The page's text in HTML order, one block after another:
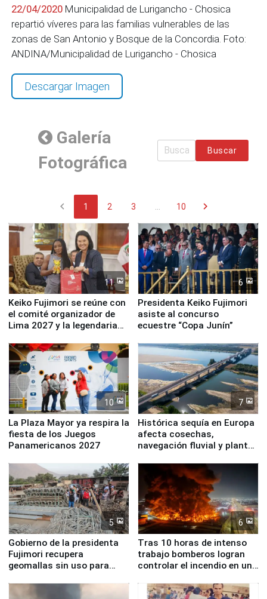
22/04/2020 Municipalidad de Lurigancho - Chosica
repartió víveres para las familias vulnerables de las
zonas de San Antonio y Bosque de la Concordia. Foto:
ANDINA/Municipalidad de Lurigancho - Chosica
Descargar Imagen
Galería
Fotográfica
Buscar
chevron_left 1 2 3 10 chevron_right
11
Keiko Fujimori se reúne con
el comité organizador de
Lima 2027 y la legendaria
6
Presidenta Keiko Fujimori
asiste al concurso
ecuestre “Copa Junín”
10
La Plaza Mayor ya respira la
fiesta de los Juegos
Panamericanos 2027
7
Histórica sequía en Europa
afecta cosechas,
navegación fluvial y plantas
5
Gobierno de la presidenta
Fujimori recupera
geomallas sin uso para
Fenómeno El Niño
6
Tras 10 horas de intenso
trabajo bomberos logran
controlar el incendio en una
de Chile